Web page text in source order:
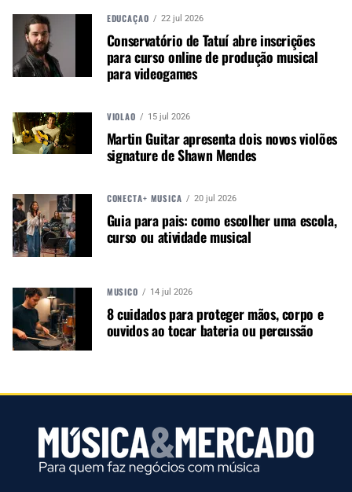
além de out-fills com três L2 e um L2D por lado.
O sistema também incorpora subwoofers KS28,
front-fills Kara II, reforços para áreas superiores,
underbalcony e suítes, junto com processadores
O projeto foi desenvolvido com a participação de
EXOSOUND; e Alex Soto, application project
Segundo Levinsonas, a instalação permite manter
uma cobertura sonora consistente em diferentes
áreas da arena, incluindo setores superiores,
EDUCAÇÃO 22 jul 2026
Conservatório de Tatuí abre inscrições
para curso online de produção musical
para videogames
VIOLÃO 15 jul 2026
Martin Guitar apresenta dois novos violões
signature de Shawn Mendes
CONECTA+ MÚSICA 20 jul 2026
Guia para pais: como escolher uma escola,
curso ou atividade musical
MÚSICO 14 jul 2026
8 cuidados para proteger mãos, corpo e
ouvidos ao tocar bateria ou percussão